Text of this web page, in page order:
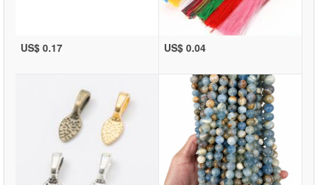
US$ 0.17 US$ 0.04